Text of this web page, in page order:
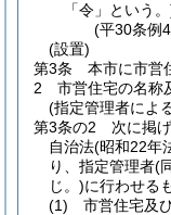
「令」という
(平30条例
(設置)
第3条
本市に市営
2
市営住宅の名称
(指定管理者によ
第3条の2
次に掲
自治法(昭和22年
り、指定管理者(
じ。)に行わせる
(1)
市営住宅及